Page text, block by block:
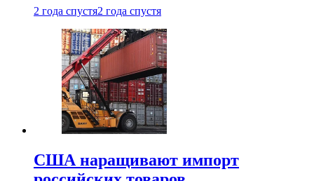
2 года спустя2 года спустя
США наращивают импорт